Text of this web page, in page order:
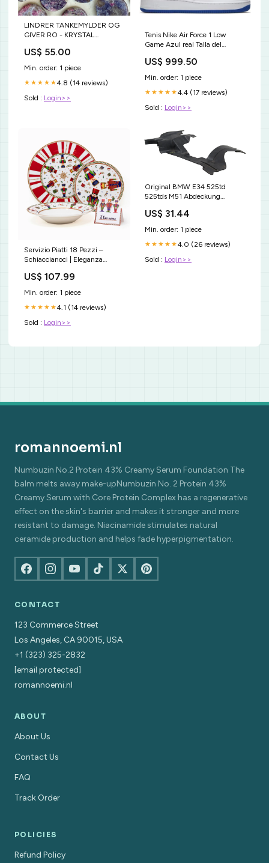
LINDRER TANKEMYLDER OG
GIVER RO - KRYSTAL
US$ 55.00
Min. order: 1 piece
★★★★★4.8 (14 reviews)
Sold : Login>>
Tenis Nike Air Force 1 Low
Game Azul real Talla del
US$ 999.50
Min. order: 1 piece
★★★★★4.4 (17 reviews)
Sold : Login>>
Servizio Piatti 18 Pezzi –
Schiaccianoci | Eleganza
US$ 107.99
Min. order: 1 piece
★★★★★4.1 (14 reviews)
Sold : Login>>
Original BMW E34 525td
525tds M51 Abdeckung
E9
US$ 31.44
Min. order: 1 piece
★★★★★4.0 (26 reviews)
Sold : Login>>
romannoemi.nl
Numbuzin No.2 Protein 43% Creamy Serum Foundation The
balm melts away make-upNumbuzin No. 2 Protein 43%
Creamy Serum with Core Protein Complex has a regenerative
effect on the skin's barrier and makes it stronger and more
resistant to damage. Niacinamide stimulates natural
ceramide production and helps fade hyperpigmentation.
CONTACT
123 Commerce Street
Los Angeles, CA 90015, USA
+1 (323) 325-2832
[email protected]
romannoemi.nl
ABOUT
About Us
Contact Us
FAQ
Track Order
POLICIES
Refund Policy